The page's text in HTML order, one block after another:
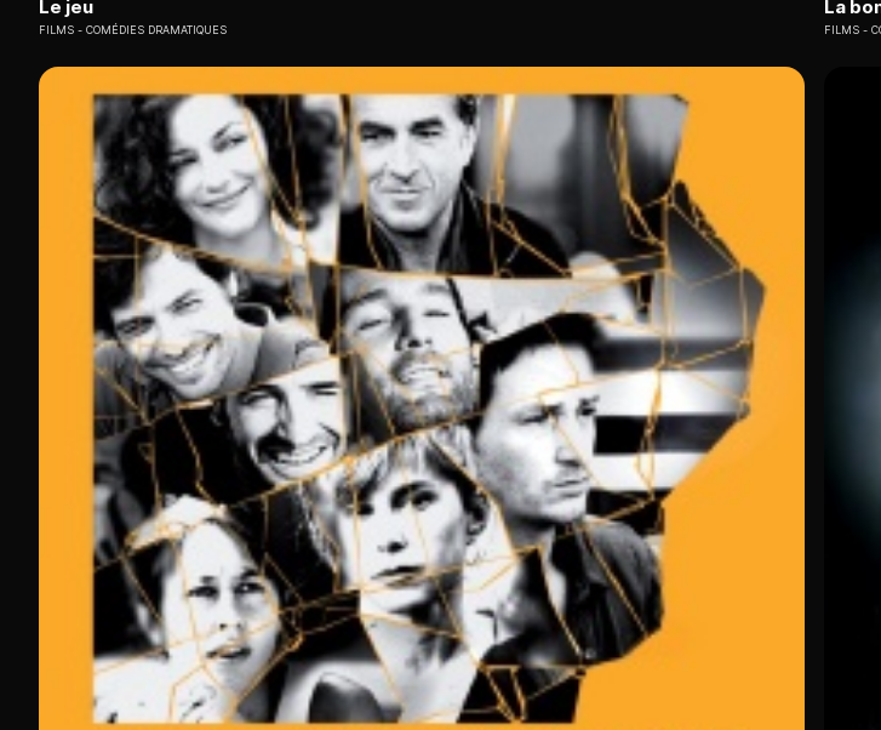
Le jeu
FILMS COMÉDIES DRAMATIQUES
La
FILMS